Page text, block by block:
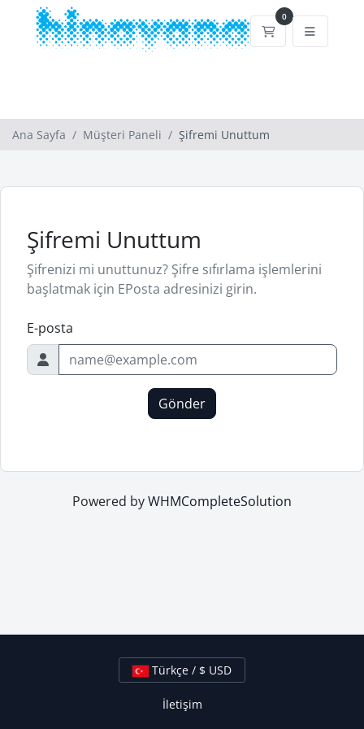
0
Sepet
Ana Sayfa Müşteri Paneli Şifremi Unuttum
Şifremi Unuttum
Şifrenizi mi unuttunuz? Şifre sıfırlama işlemlerini
başlatmak için EPosta adresinizi girin.
E-posta
Gönder
Powered byWHMCompleteSolution
Türkçe / $ USD
İletişim